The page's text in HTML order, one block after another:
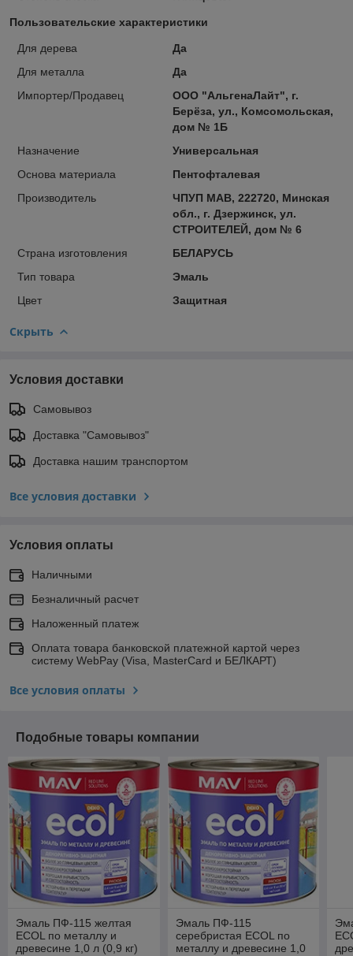
Пользовательские характеристики
Для дерева
Да
Для металла
Да
Импортер/Продавец
ООО "АльгенаЛайт", г.
Берёза, ул., Комсомольская,
дом № 1Б
Назначение
Универсальная
Основа материала
Пентофталевая
Производитель
ЧПУП МАВ, 222720, Минская
обл., г. Дзержинск, ул.
СТРОИТЕЛЕЙ, дом № 6
Страна изготовления
БЕЛАРУСЬ
Тип товара
Эмаль
Цвет
Защитная
Скрыть
Условия доставки
Самовывоз
Доставка "Самовывоз"
Доставка нашим транспортом
Все условия доставки
Условия оплаты
Наличными
Безналичный расчет
Наложенный платеж
Оплата товара банковской платежной картой через
систему WebPay (Visa, MasterCard и БЕЛКАРТ)
Все условия оплаты
Подобные товары компании
Эмаль ПФ-115 желтая
ECOL по металлу и
древесине 1,0 л (0,9 кг)
Эмаль ПФ-115
серебристая ECOL по
металлу и древесине 1,0